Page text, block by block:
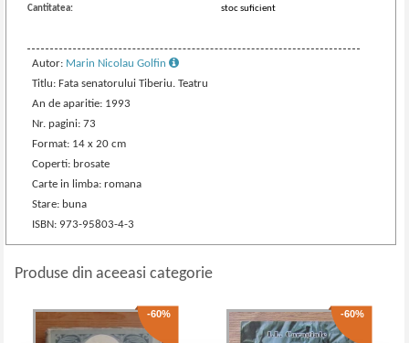
Cantitatea:
stoc suficient
Autor: Marin Nicolau Golfin
Titlu: Fata senatorului Tiberiu. Teatru
An de aparitie: 1993
Nr. pagini: 73
Format: 14 x 20 cm
Coperti: brosate
Carte in limba: romana
Stare: buna
ISBN: 973-95803-4-3
Produse din aceeasi categorie
-60% -60%